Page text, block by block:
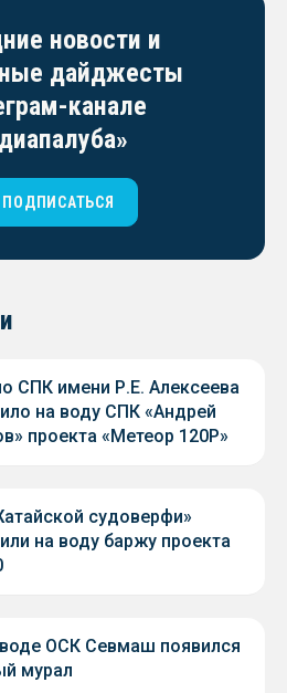
новости и
дайджесты
канале
ПОДПИСАТЬСЯ
СПК имени Р.Е. Алексеева
на воду СПК «Андрей
проекта «Метеор 120Р»
судоверфи»
на воду баржу проекта
ОСК Севмаш появился
мурал